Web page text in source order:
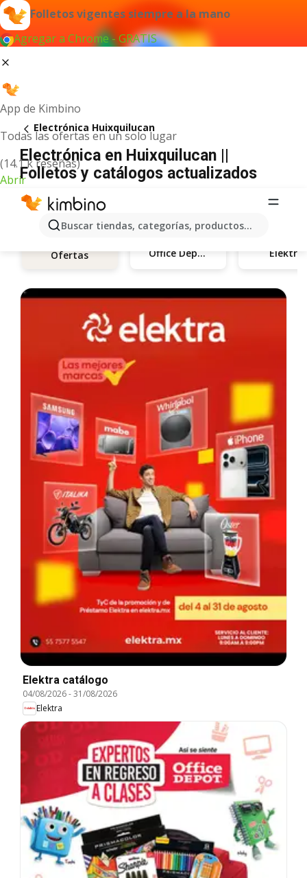
Folletos vigentes siempre a la mano
Agregar a Chrome - GRATIS
App de Kimbino
Todas las ofertas en un solo lugar
(14.1 k reseñas)
Abrir
Buscar tiendas, categorías, productos...
Electrónica Huixquilucan
Electrónica en Huixquilucan ||
Folletos y catálogos actualizados
Ofertas Office Depot Elektra
Elektra catálogo
04/08/2026-31/08/2026
Elektra